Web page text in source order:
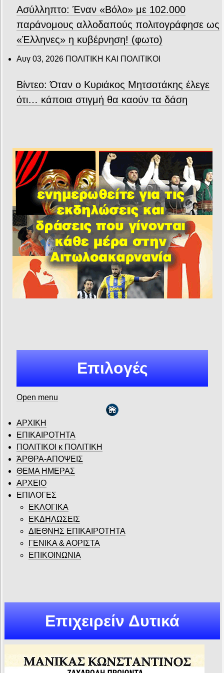
Ασύλληπτο: Έναν «Βόλο» με 102.000
παράνομους αλλοδαπούς πολιτογράφησε ως
«Έλληνες» η κυβέρνηση! (φωτο)
Αυγ 03, 2026 ΠΟΛΙΤΙΚΗ ΚΑΙ ΠΟΛΙΤΙΚΟΙ
Βίντεο: Όταν ο Κυριάκος Μητσοτάκης έλεγε
ότι… κάποια στιγμή θα καούν τα δάση
Επιλογές
Open menu
ΑΡΧΙΚΗ
ΕΠΙΚΑΙΡΟΤΗΤΑ
ΠΟΛΙΤΙΚΟΙ κ ΠΟΛΙΤΙΚΗ
ΆΡΘΡΑ-ΑΠΟΨΕΙΣ
ΘΕΜΑ ΗΜΕΡΑΣ
ΑΡΧΕΙΟ
ΕΠΙΛΟΓΕΣ
ΕΚΛΟΓΙΚΑ
ΕΚΔΗΛΩΣΕΙΣ
ΔΙΕΘΝΗΣ ΕΠΙΚΑΙΡΟΤΗΤΑ
ΓΕΝΙΚΑ & ΑΟΡΙΣΤΑ
ΕΠΙΚΟΙΝΩΝΙΑ
Επιχειρείν Δυτικά